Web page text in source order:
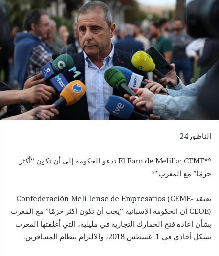
الناظور24
**El Faro de Melilla: CEME تدعو الحكومة إلى أن تكون “أكثر
حزمًا” مع المغرب**
تعتقد Confederación Melillense de Empresarios (CEME-
CEOE) أن الحكومة الإسبانية “يجب أن تكون أكثر حزمًا” مع المغرب
بشأن إعادة فتح الجمارك التجارية في مليلية، التي أغلقتها المغرب
بشكل أحادي في 1 أغسطس 2018، والالتزام بنظام المسافرين.